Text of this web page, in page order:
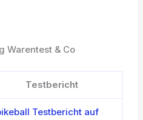
Warentest & Co
Testbericht
Testbericht auf